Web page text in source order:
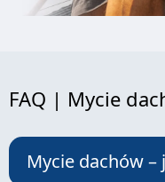
FAQ | Mycie
Mycie dachów –